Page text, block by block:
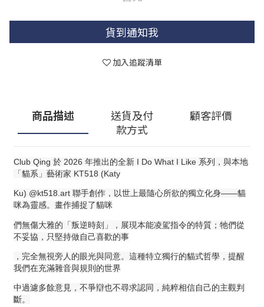
貨到通知我
加入追蹤清單
商品描述
送貨及付
款方式
顧客評價
Club Qing 於 2026 年推出的全新 I Do What I Like 系列，與本地
「貓系」藝術家 KT518 (Katy
Ku) @kt518.art 聯手創作，以世上最隨心所欲的獨立化身——貓
咪為靈感。畫作捕捉了貓咪
們無傷大雅的「叛逆時刻」，展現本能凌駕指令的特質；牠們從
不妥協，只堅持做自己喜歡的事
，完全無視旁人的眼光與同意。這種特立獨行的貓式哲學，提醒
我們在充滿雜音與規則的世界
中過濾多餘意見，不爭辯也不尋求認同，純粹相信自己的主觀判
斷。